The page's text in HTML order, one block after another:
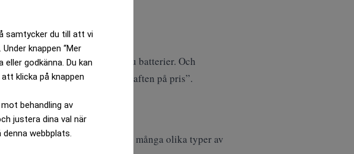
samtycker du till att vi
knappen “Mer
eller godkänna. Du kan
klicka på knappen
behandling av
justera dina val när
webbplats.
och konkurrensen hårdnat.
fyller:
historiskt har gjort gör nu batterier. Och
man konkurrerar ut vattenkraften på pris”.
i energisystemet.
på att den har väldigt många olika typer av